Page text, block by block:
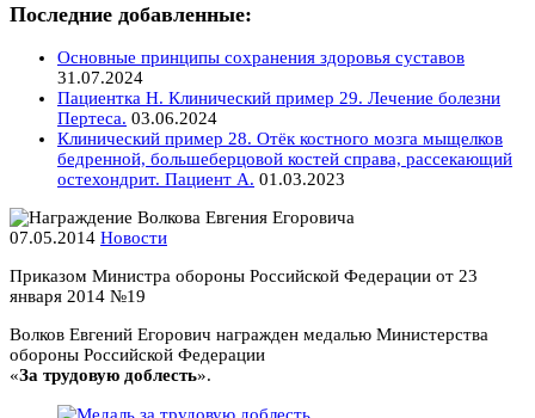
Последние добавленные:
Основные принципы сохранения здоровья суставов
31.07.2024
Пациентка Н. Клинический пример 29. Лечение болезни
Пертеса. 03.06.2024
Клинический пример 28. Отёк костного мозга мыщелков
бедренной, большеберцовой костей справа, рассекающий
остехондрит. Пациент А. 01.03.2023
07.05.2014 Новости
Приказом Министра обороны Российской Федерации от 23
января 2014 №19
Волков Евгений Егорович награжден медалью Министерства
обороны Российской Федерации
«За трудовую доблесть».